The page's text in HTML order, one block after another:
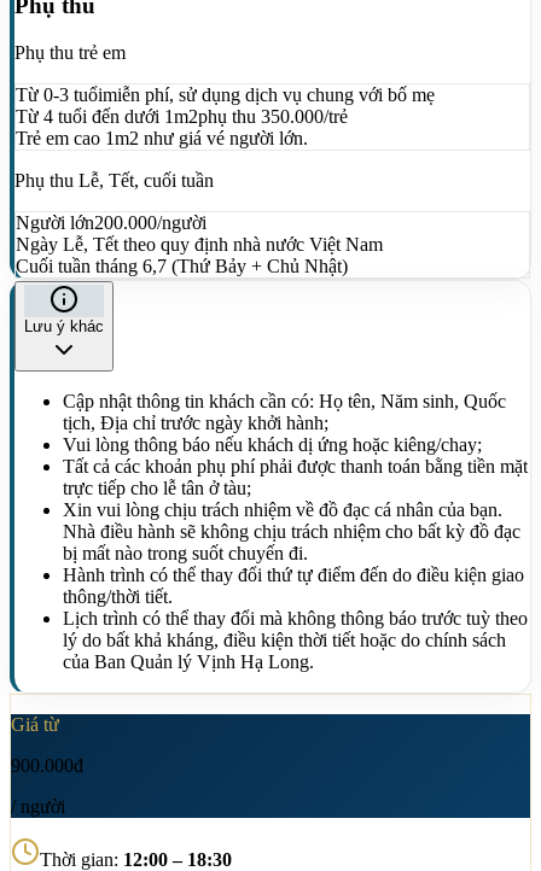
Phụ thu
Phụ thu trẻ em
Từ 0-3 tuổimiễn phí, sử dụng dịch vụ chung với bố mẹ
Từ 4 tuổi đến dưới 1m2phụ thu 350.000/trẻ
Trẻ em cao 1m2 như giá vé người lớn.
Phụ thu Lễ, Tết, cuối tuần
Người lớn200.000/người
Ngày Lễ, Tết theo quy định nhà nước Việt Nam
Cuối tuần tháng 6,7 (Thứ Bảy + Chủ Nhật)
Lưu ý khác
Cập nhật thông tin khách cần có: Họ tên, Năm sinh, Quốc
tịch, Địa chỉ trước ngày khởi hành;
Vui lòng thông báo nếu khách dị ứng hoặc kiêng/chay;
Tất cả các khoản phụ phí phải được thanh toán bằng tiền mặt
trực tiếp cho lễ tân ở tàu;
Xin vui lòng chịu trách nhiệm về đồ đạc cá nhân của bạn.
Nhà điều hành sẽ không chịu trách nhiệm cho bất kỳ đồ đạc
bị mất nào trong suốt chuyến đi.
Hành trình có thể thay đổi thứ tự điểm đến do điều kiện giao
thông/thời tiết.
Lịch trình có thể thay đổi mà không thông báo trước tuỳ theo
lý do bất khả kháng, điều kiện thời tiết hoặc do chính sách
của Ban Quản lý Vịnh Hạ Long.
Giá từ
900.000đ
/ người
Thời gian: 12:00 – 18:30